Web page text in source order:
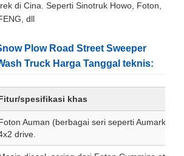
di Cina. Seperti Sinotruk Howo, Foton,
dll
Plow Road Street Sweeper
Truck Harga Tanggal teknis:
spesifikasi khas
Auman (berbagai seri seperti Aumark,
drive.